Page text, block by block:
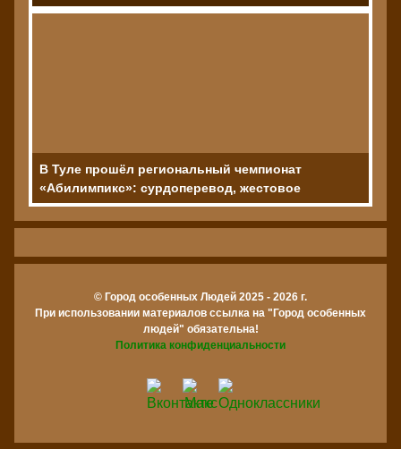
В Туле прошёл региональный чемпионат
«Абилимпикс»: сурдоперевод, жестовое
искусство и мультимедиа
© Город особенных Людей 2025 - 2026 г.
При использовании материалов ссылка на "Город особенных
людей" обязательна!
Политика конфиденциальности